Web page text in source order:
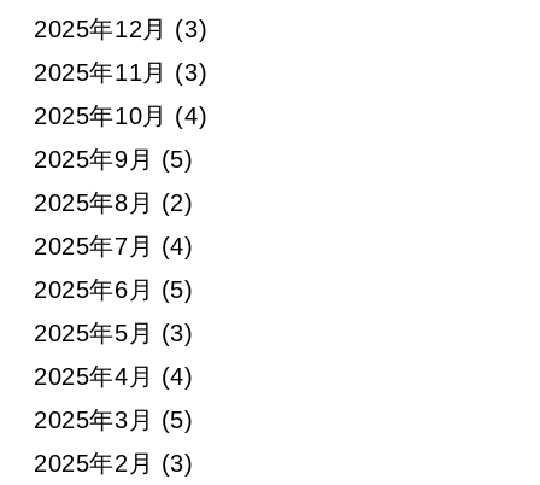
2025年12月 (3)
2025年11月 (3)
2025年10月 (4)
2025年9月 (5)
2025年8月 (2)
2025年7月 (4)
2025年6月 (5)
2025年5月 (3)
2025年4月 (4)
2025年3月 (5)
2025年2月 (3)